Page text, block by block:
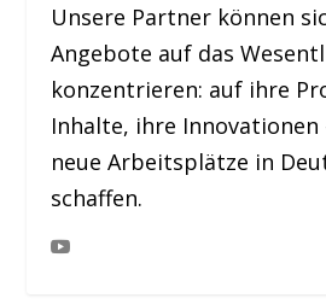
Unsere Partner können
Angebote auf das
konzentrieren: auf ihre
Inhalte, ihre Innovationen
neue Arbeitsplätze in
schaffen.